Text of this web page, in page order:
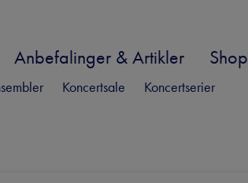
Anbefalinger & Artikler Shop
Koncertsale Koncertserier